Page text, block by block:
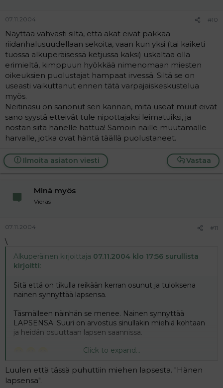
07.11.2004 #10
Näyttää vahvasti siltä, että akat eivät pakkaa
riidanhalusuudellaan sekoita, vaan kun yksi (tai kaiketi
tuossa alkuperäisessä ketjussa kaksi) uskaltaa olla
erimieltä, kimppuun hyökkää nimenomaan miesten
oikeuksien puolustajat hampaat irvessä. Siltä se on
useasti vaikuttanut ennen tätä varpajaiskeskustelua
myös.
Neitinasu on sanonut sen kannan, mitä useat muut eivät
sano syystä etteivät tule nipottajaksi leimatuiksi, ja
nostan siitä hänelle hattua! Samoin näille muutamalle
harvalle, jotka ovat häntä täällä puolustaneet.
Vastaa
Ilmoita asiaton viesti
Minä myös
Vieras
07.11.2004 #11
\
Alkuperäinen kirjoittaja 07.11.2004 klo 17:56 surullista
kirjoitti:
Sitä että on tikulla reikään kerran osunut ja tuloksena
nainen synnyttää lapsensa.
Täsmälleen näinhän se menee. Nainen synnyttää
LAPSENSA. Suuri on arvostus sinullakin miehiä kohtaan
ja heidän osuuttaan lapsen saannissa.
Click to expand...
Luulen että tässä puhuttiin miehen lapsesta. "Hänen
lapsensa".